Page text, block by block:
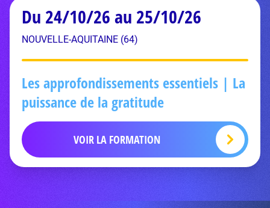
Du 24/10/26 au 25/10/26
NOUVELLE-AQUITAINE (64)
Les approfondissements essentiels | La
puissance de la gratitude
VOIR LA FORMATION